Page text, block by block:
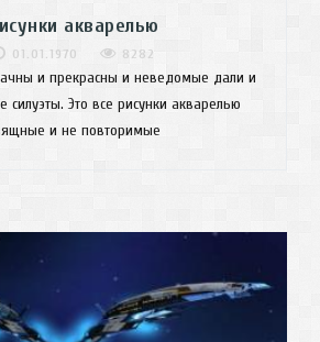
акварелью
01.01.1970 8282
и прекрасны и неведомые дали и
силуэты. Это все рисунки акварелью
и не повторимые